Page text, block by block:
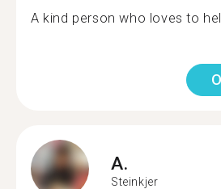
A kind person who loves to
A.
Steinkjer